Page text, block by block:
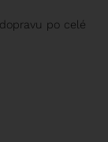
po celé